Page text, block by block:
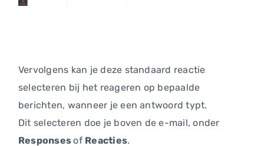
Vervolgens kan je deze standaard reactie
selecteren bij het reageren op bepaalde
berichten, wanneer je een antwoord typt.
Dit selecteren doe je boven de e-mail, onder
Responsesof Reacties.